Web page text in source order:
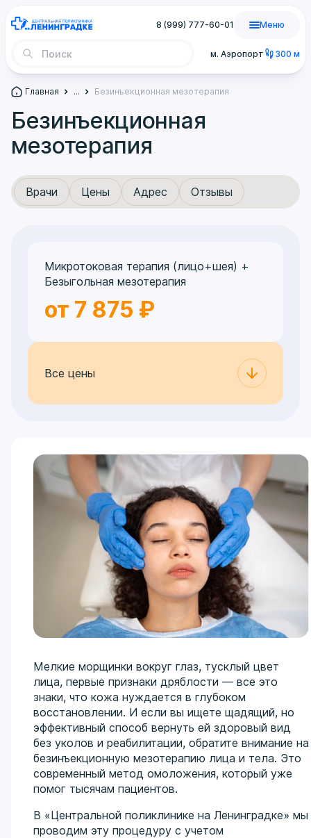
м. Аэропорт 300 м
8 (999) 777-60-01 Меню
Главная ... Безинъекционная мезотерапия
Безинъекционная
мезотерапия
Врачи Цены Адрес Отзывы
Микротоковая терапия (лицо+шея) +
Безыгольная мезотерапия
от 7 875 ₽
Все цены
Мелкие морщинки вокруг глаз, тусклый цвет
лица, первые признаки дряблости — все это
знаки, что кожа нуждается в глубоком
восстановлении. И если вы ищете щадящий, но
эффективный способ вернуть ей здоровый вид
без уколов и реабилитации, обратите внимание на
безинъекционную мезотерапию лица и тела. Это
современный метод омоложения, который уже
помог тысячам пациентов.
В «Центральной поликлинике на Ленинградке» мы
проводим эту процедуру с учетом